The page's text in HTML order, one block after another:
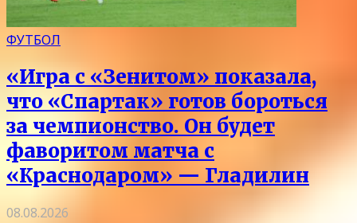
ФУТБОЛ
«Игра с «Зенитом» показала,
что «Спартак» готов бороться
за чемпионство. Он будет
фаворитом матча с
«Краснодаром» — Гладилин
08.08.2026